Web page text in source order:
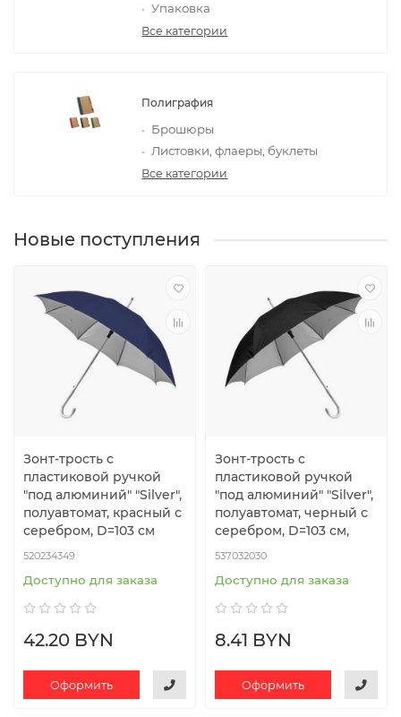
Упаковка
Все категории
Полиграфия
Брошюры
Листовки, флаеры, буклеты
Все категории
Новые поступления
Зонт-трость с
пластиковой ручкой
"под алюминий" "Silver",
полуавтомат, красный с
серебром, D=103 cм
520234349
Доступно для заказа
42.20 BYN
Оформить
Зонт-трость с
пластиковой ручкой
"под алюминий" "Silver",
полуавтомат, черный с
серебром, D=103 см,
537032030
Доступно для заказа
8.41 BYN
Оформить